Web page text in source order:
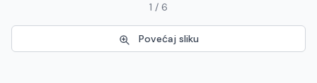
1 / 6
Povećaj sliku